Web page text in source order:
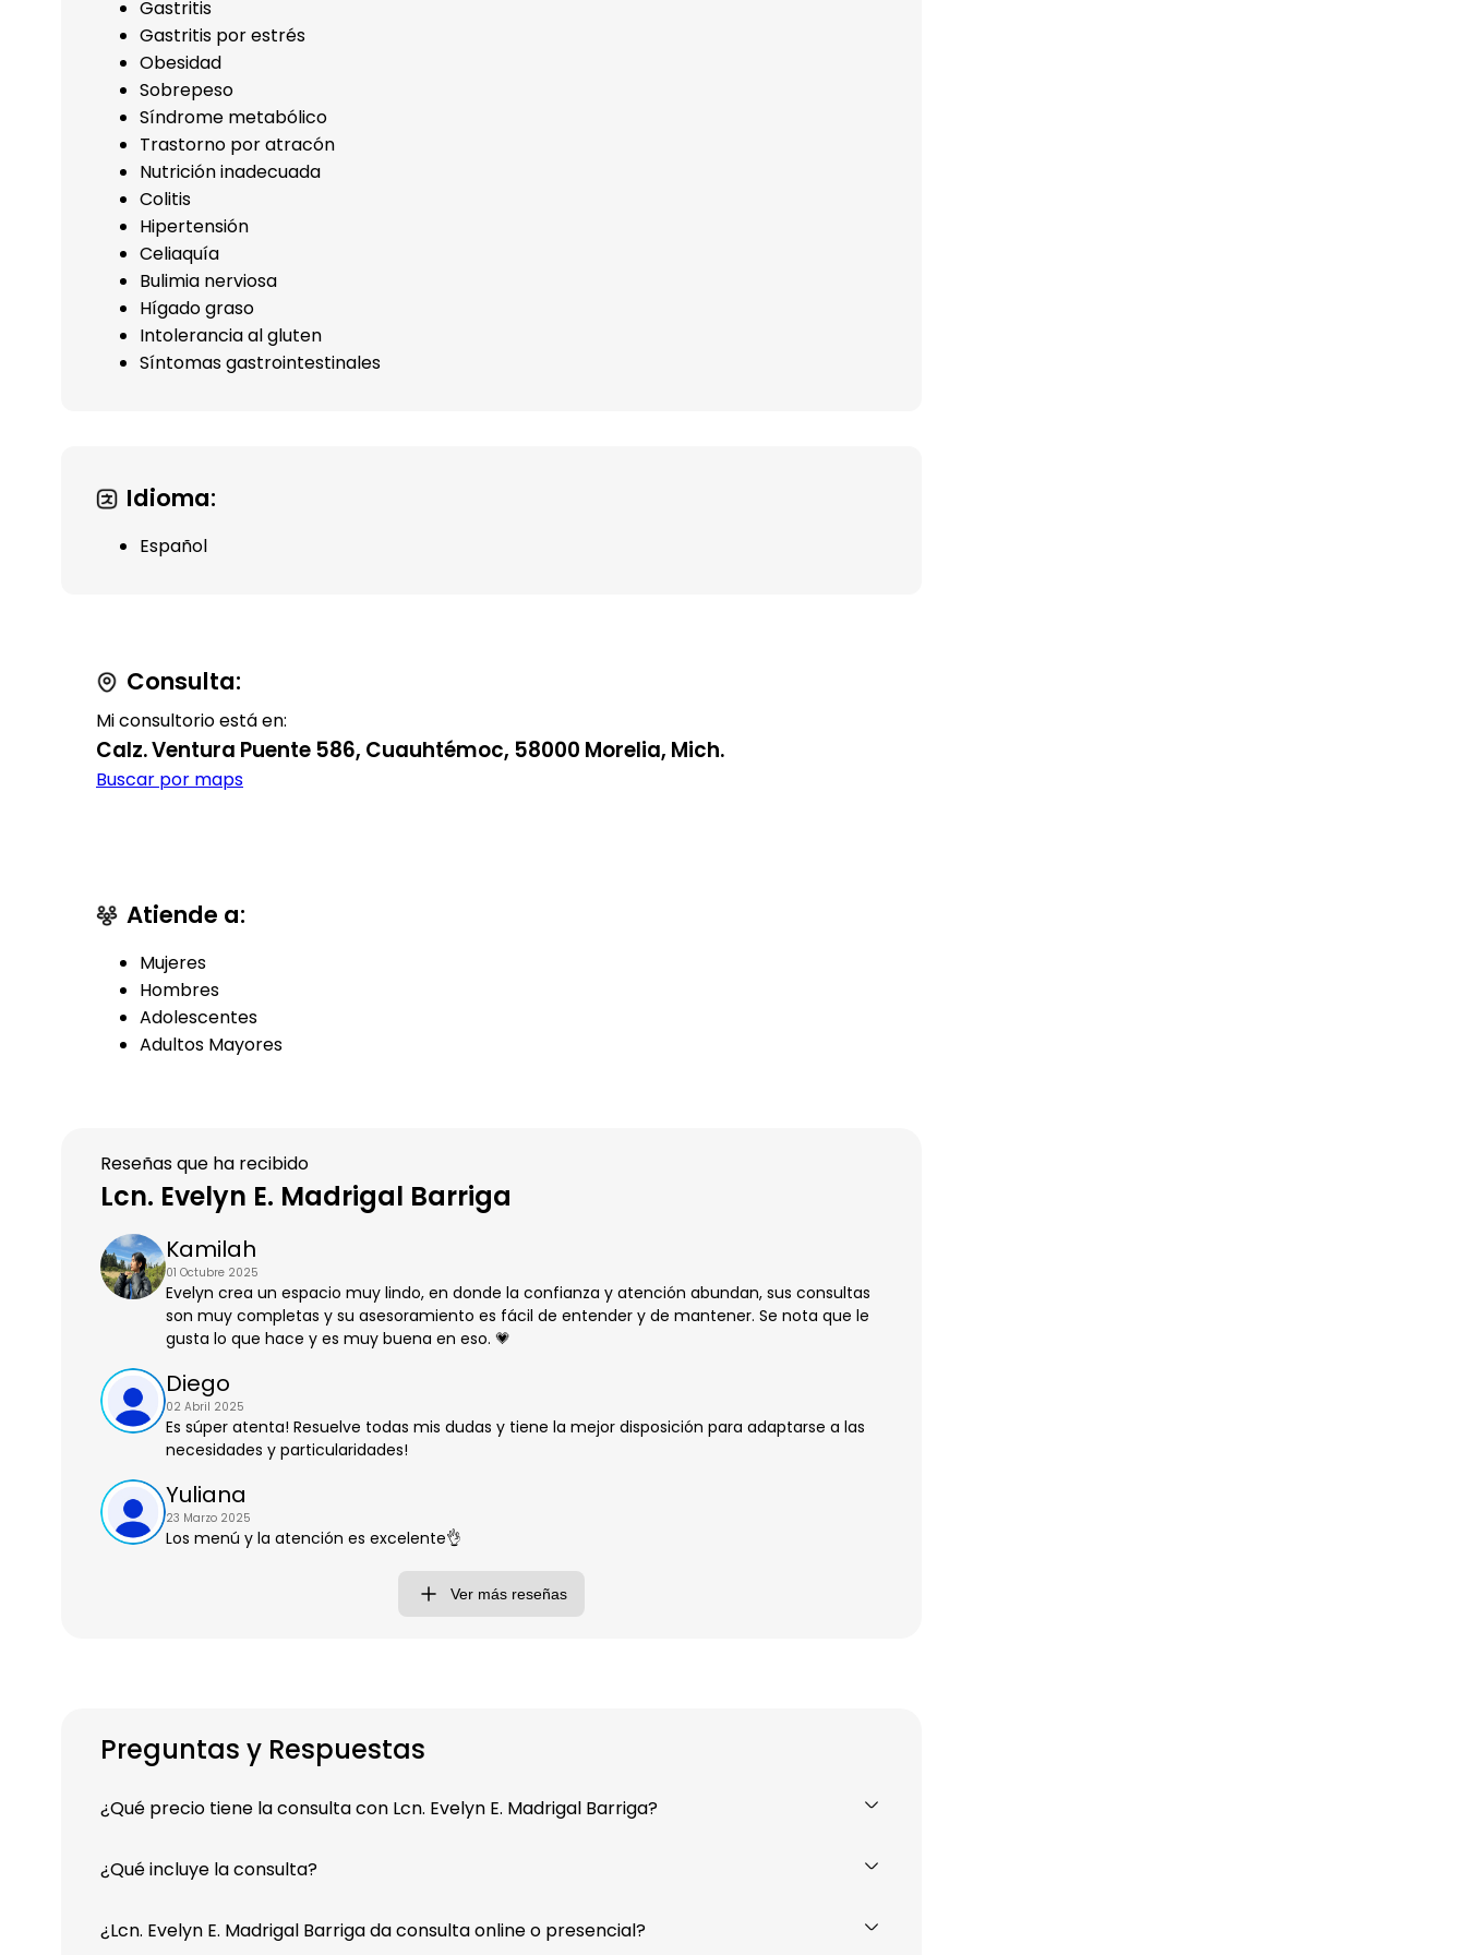
Gastritis
Gastritis por estrés
Obesidad
Sobrepeso
Síndrome metabólico
Trastorno por atracón
Nutrición inadecuada
Colitis
Hipertensión
Celiaquía
Bulimia nerviosa
Hígado graso
Intolerancia al gluten
Síntomas gastrointestinales
Idioma:
Español
Consulta:
Mi consultorio está en:
Calz. Ventura Puente 586, Cuauhtémoc, 58000 Morelia, Mich.
Buscar por maps
Atiende a:
Mujeres
Hombres
Adolescentes
Adultos Mayores
Preguntas y Respuestas
¿Qué precio tiene la consulta con Lcn. Evelyn E. Madrigal Barriga?
¿Qué incluye la consulta?
¿Lcn. Evelyn E. Madrigal Barriga da consulta online o presencial?
Reseñas que ha recibido
Lcn. Evelyn E. Madrigal Barriga
Kamilah
01 Octubre 2025
Evelyn crea un espacio muy lindo, en donde la confianza y atención abundan, sus consultas
son muy completas y su asesoramiento es fácil de entender y de mantener. Se nota que le
gusta lo que hace y es muy buena en eso. 💗
Diego
02 Abril 2025
Es súper atenta! Resuelve todas mis dudas y tiene la mejor disposición para adaptarse a las
necesidades y particularidades!
Yuliana
23 Marzo 2025
Los menú y la atención es excelente👌
Ver más reseñas